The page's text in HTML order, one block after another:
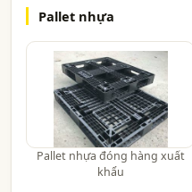
Pallet nhựa
Pallet nhựa đóng hàng xuất
khẩu